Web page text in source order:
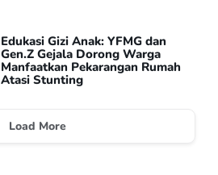
Edukasi Gizi Anak: YFMG dan
Gen.Z Gejala Dorong Warga
Manfaatkan Pekarangan Rumah
Atasi Stunting
Load More